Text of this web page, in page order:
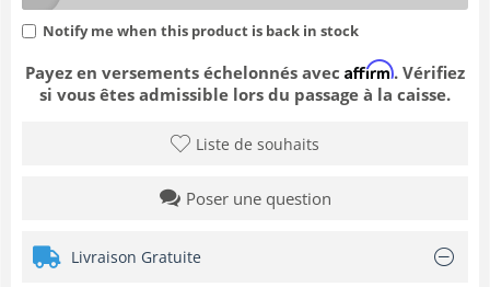
Notify me when this product is back in stock
Payez en versements échelonnés avec Affirm. Vérifiez
si vous êtes admissible lors du passage à la caisse.
Liste de souhaits
Poser une question
Livraison Gratuite